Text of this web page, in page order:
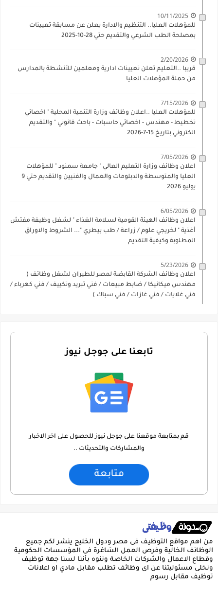
10/11/2025
للمؤهلات العليا.. التنظيم والادارة يعلن عن مسابقة تعيينات
بمصلحة الطب الشرعي والتقديم حتي 28-10-2025
2/20/2026
قريبا ..التعليم تعلن تعيينات ادارية ومعلمين للأنشطة بالمدارس
من حملة المؤهلات العليا
7/15/2026
للمؤهلات العليا ..اعلان وظائف وزارة التنمية المحلية " اخصائي
تخطيط - مهندس - اخصائي حاسبات - باحث قانوني " والتقديم
الكتروني بتاريخ 15-7-2026
7/05/2026
اعلان وظائف وزارة التعليم العالي " جامعة سمنود " للمؤهلات
العليا والمتوسطة والدبلومات والعمال والفنيين والتقديم حتي 9
يوليو 2026
6/05/2026
اعلان وظائف الهيئة القومية لسلامة الغذاء " لشغل وظيفة مفتش
أغذية " لخريجي علوم / زراعة / طب بيطري "... الشروط والاوراق
المطلوبة وكيفية التقديم
5/23/2026
اعلان وظائف الشركة القابضة لمصر للطيران لشغل وظائف (
مهندس ميكانيكا / ضابط مبيعات / فني تبريد وتكييف / فني كهرباء /
فني غلايات / فني غازات / فني سباك )
تابعنا على جوجل نيوز
قم بمتابعة موقعنا على جوجل نيوز للحصول على اخر الاخبار
والمشاركات والتحديثات ..
متابعة
من اهم مواقع التوظيف فى مصر ودول الخليج ينشر لكم جميع
الوظائف الخالية وفرص العمل الشاغرة فى المؤسسات الحكومية
وقطاع الاعمال والشركات الخاصة وننوه بأننا لسنا جهة توظيف
ونخلى مسئوليتنا عن اى وظائف تطلب مقابل مادي او اعلانات
توظيف مقابل رسوم